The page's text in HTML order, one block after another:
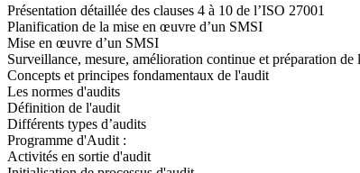
Présentation détaillée des clauses 4 à 10 de l’ISO 27001
Planification de la mise en œuvre d’un SMSI
Mise en œuvre d’un SMSI
Surveillance, mesure, amélioration continue et préparation
Concepts et principes fondamentaux de l'audit
Les normes d'audits
Définition de l'audit
Différents types d’audits
Programme d'Audit :
Activités en sortie d'audit